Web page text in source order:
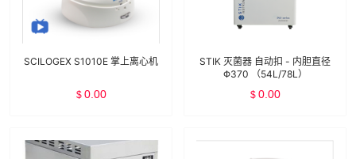
SCILOGEX S1010E 掌上离心机
$ 0.00
STIK 灭菌器 自动扣 - 内胆直径
Φ370 （54L/78L）
$ 0.00